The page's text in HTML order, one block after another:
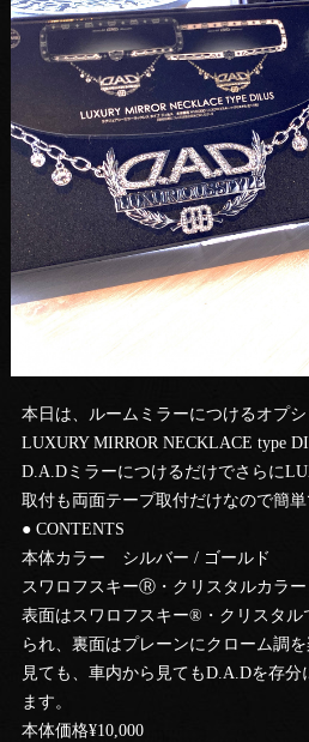
本日は、ルームミラーにつけるオプ
LUXURY MIRROR NECKLACE type
D.A.Dミラーにつけるだけでさらに
取付も両面テープ取付だけなので簡単
● CONTENTS
本体カラー シルバー / ゴールド
スワロフスキーⓇ・クリスタルカラ
表面はスワロフスキー®・クリスタル
られ、裏面はプレーンにクローム調
見ても、車内から見てもD.A.Dを存分
ます。
本体価格¥10,000